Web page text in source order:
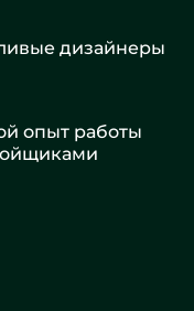
дизайнеры
опыт работы